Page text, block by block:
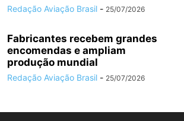
Redação Aviação Brasil - 25/07/2026
Fabricantes recebem grandes
encomendas e ampliam
produção mundial
Redação Aviação Brasil - 25/07/2026